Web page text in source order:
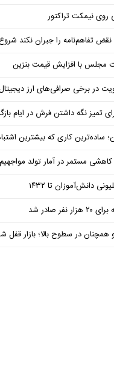
روی نیمکت تراکتور
را جبران نکند شروع مجدد مذاکره ممکن نیست
مجلس با افزایش قیمت بنزین
در برخی صرافی‌های ارز دیجیتال ضروری
کاری که بیشترین اشتباه در آن رخ
مستمر در آمار تولد مواجهیم
صادر شد
در سطوح بالا؛ بازار قفل